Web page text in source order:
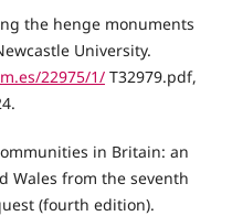
the henge monuments
University.
22975/1/T32979.pdf,
in Britain: an
Wales from the seventh
(fourth edition).